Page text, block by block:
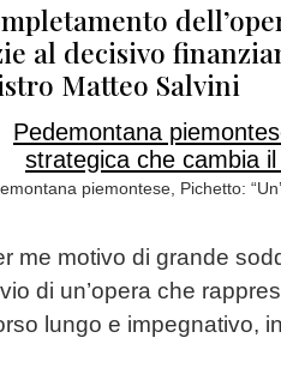
al decisivo
Matteo Salvini
piemontese, Pichetto:
me motivo di grande
di un’opera che
lungo e impegnativo,